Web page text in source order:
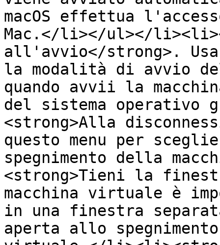
macOS effettua
Mac.</li></ul></
all'avvio</strong>.
la modalità di avvio
quando avvii la
del sistema operativo
<strong>Alla
questo menu per
spegnimento della
<strong>Tieni la
macchina virtuale è
in una finestra
aperta allo